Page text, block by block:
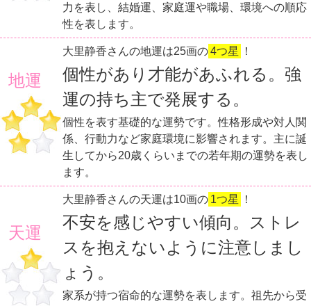
力を表し、結婚運、家庭運や職場、環境への順応
性を表します。
地運
大里静香さんの地運は25画の4つ星 ！
個性があり才能があふれる。強
運の持ち主で発展する。
個性を表す基礎的な運勢です。性格形成や対人関
係、行動力など家庭環境に影響されます。主に誕
生してから20歳くらいまでの若年期の運勢を表し
ます。
天運
大里静香さんの天運は10画の 1つ星 ！
不安を感じやすい傾向。ストレ
スを抱えないように注意しまし
ょう。
家系が持つ宿命的な運勢を表します。祖先から受